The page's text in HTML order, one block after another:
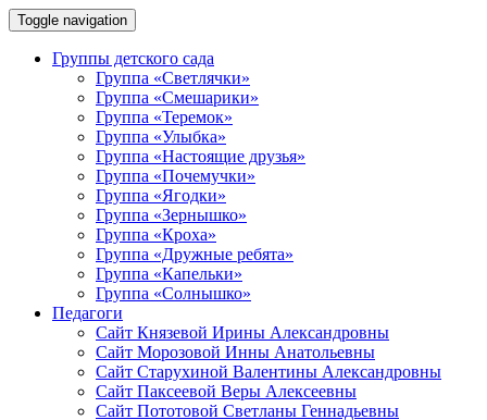
Toggle navigation
Группы детского сада
Группа «Светлячки»
Группа «Смешарики»
Группа «Теремок»
Группа «Улыбка»
Группа «Настоящие друзья»
Группа «Почемучки»
Группа «Ягодки»
Группа «Зернышко»
Группа «Кроха»
Группа «Дружные ребята»
Группа «Капельки»
Группа «Солнышко»
Педагоги
Сайт Князевой Ирины Александровны
Сайт Морозовой Инны Анатольевны
Сайт Старухиной Валентины Александровны
Сайт Паксеевой Веры Алексеевны
Сайт Пототовой Светланы Геннадьевны